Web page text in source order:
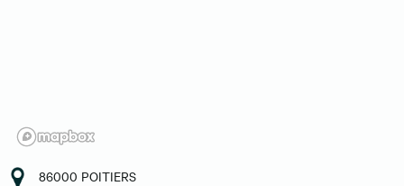
86000 POITIERS